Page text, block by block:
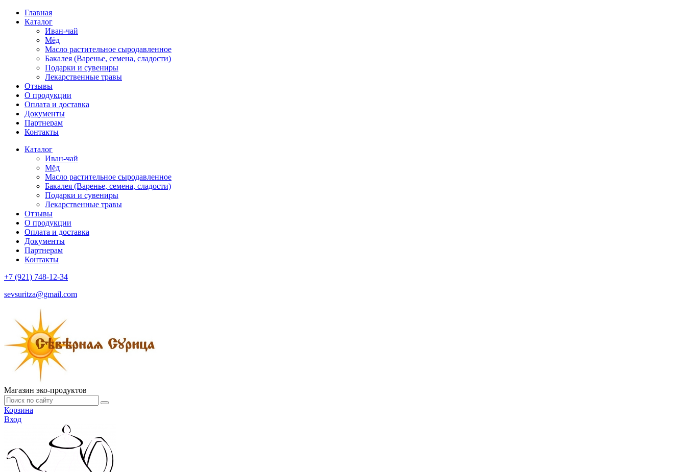
Главная
Каталог
Иван-чай
Мёд
Масло растительное сыродавленное
Бакалея (Варенье, семена, сладости)
Подарки и сувениры
Лекарственные травы
Отзывы
О продукции
Оплата и доставка
Документы
Партнерам
Контакты
Каталог
Иван-чай
Мёд
Масло растительное сыродавленное
Бакалея (Варенье, семена, сладости)
Подарки и сувениры
Лекарственные травы
Отзывы
О продукции
Оплата и доставка
Документы
Партнерам
Контакты
+7 (921) 748-12-34
sevsuritza@gmail.com
Магазин эко-продуктов
Корзина
Вход